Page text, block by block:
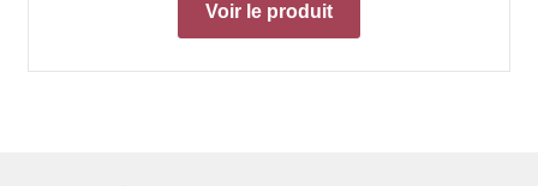
Voir le produit